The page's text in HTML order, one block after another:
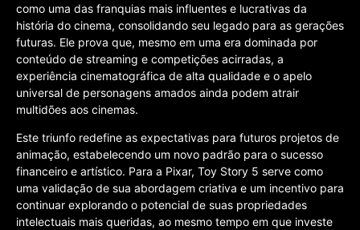
como uma das franquias mais influentes e lucrativas da
história do cinema, consolidando seu legado para as gerações
futuras. Ele prova que, mesmo em uma era dominada por
conteúdo de streaming e competições acirradas, a
experiência cinematográfica de alta qualidade e o apelo
universal de personagens amados ainda podem atrair
multidões aos cinemas.
Este triunfo redefine as expectativas para futuros projetos de
animação, estabelecendo um novo padrão para o sucesso
financeiro e artístico. Para a Pixar, Toy Story 5 serve como
uma validação de sua abordagem criativa e um incentivo para
continuar explorando o potencial de suas propriedades
intelectuais mais queridas, ao mesmo tempo em que investe